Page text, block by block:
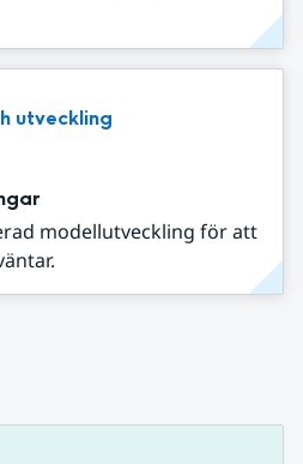
utveckling
modellutveckling för att